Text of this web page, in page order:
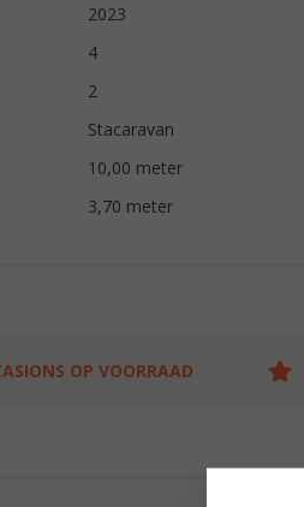
2023
4
2
Stacaravan
10,00 meter
3,70 meter
OP VOORRAAD